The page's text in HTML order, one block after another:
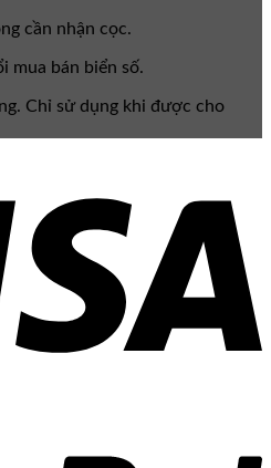
cần nhận cọc.
mua bán biển số.
Chỉ sử dụng khi được cho